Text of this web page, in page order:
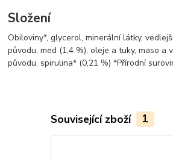
Složení
Obiloviny*, glycerol, minerální látky,
původu, med (1,4 %), oleje a tuky, maso a
původu, spirulina* (0,21 %) *Přírodní
Související zboží 1